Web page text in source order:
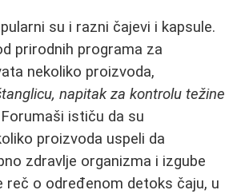
su i razni čajevi i kapsule.
prirodnih programa za
nekoliko proizvoda,
napitak za kontrolu težine
ističu da su
proizvoda uspeli da
zdravlje organizma i izgube
reč o određenom detoks čaju, u